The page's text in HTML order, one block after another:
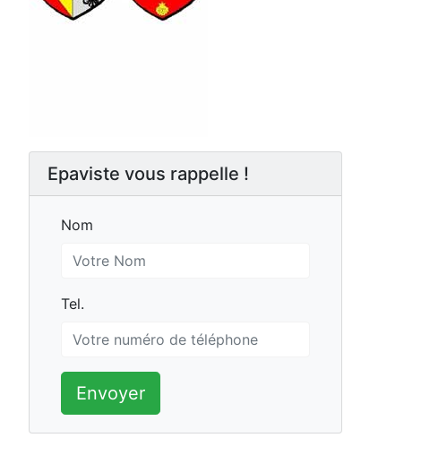
Epaviste vous rappelle !
Nom
Nom
Tel.
Tel.
Envoyer